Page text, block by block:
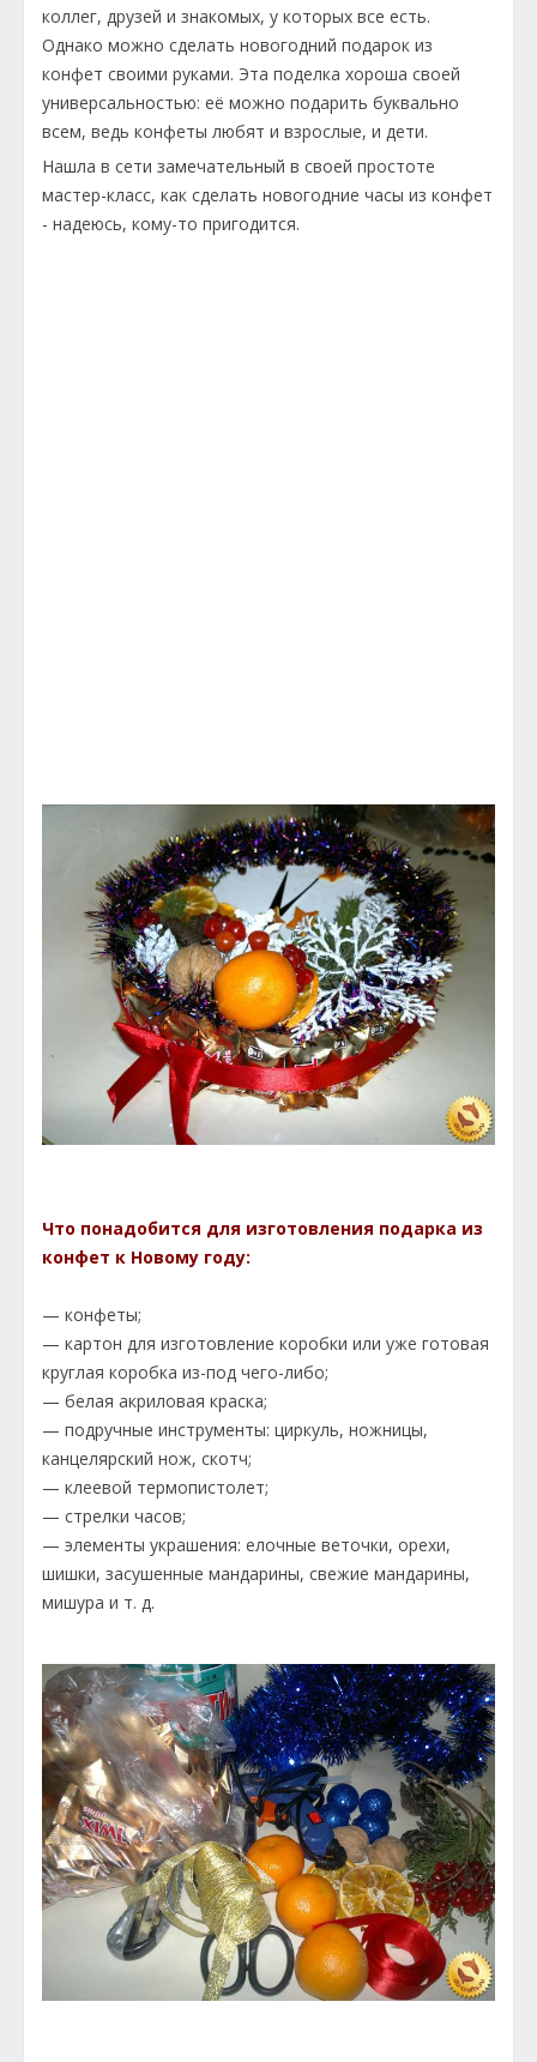
коллег, друзей и знакомых, у которых все есть.
Однако можно сделать новогодний подарок из
конфет своими руками. Эта поделка хороша своей
универсальностью: её можно подарить буквально
всем, ведь конфеты любят и взрослые, и дети.
Нашла в сети замечательный в своей простоте
мастер-класс, как сделать новогодние часы из конфет
- надеюсь, кому-то пригодится.
Что понадобится для изготовления подарка из
конфет к Новому году:
— конфеты;
— картон для изготовление коробки или уже готовая
круглая коробка из-под чего-либо;
— белая акриловая краска;
— подручные инструменты: циркуль, ножницы,
канцелярский нож, скотч;
— клеевой термопистолет;
— стрелки часов;
— элементы украшения: елочные веточки, орехи,
шишки, засушенные мандарины, свежие мандарины,
мишура и т. д.